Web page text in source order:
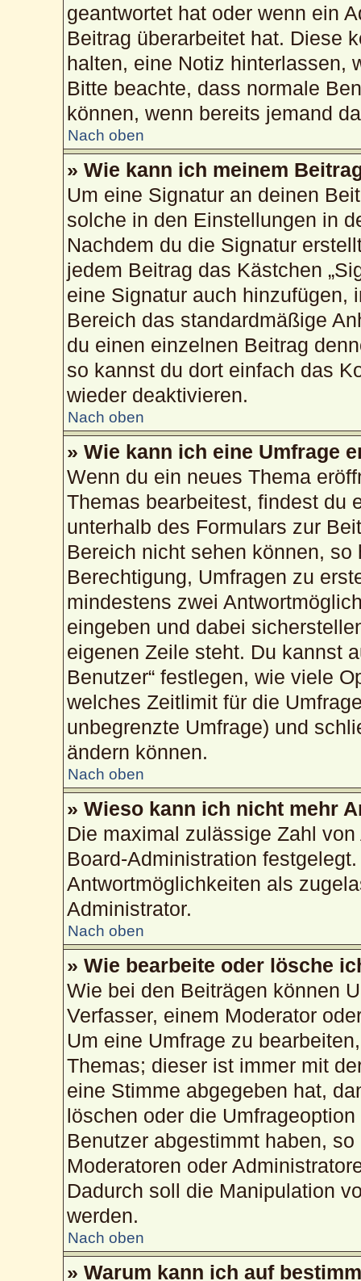
geantwortet hat oder wenn ein
Beitrag überarbeitet hat. Diese
halten, eine Notiz hinterlassen,
Bitte beachte, dass normale
können, wenn bereits jemand
Nach oben
» Wie kann ich meinem
Um eine Signatur an deinen
solche in den Einstellungen in
Nachdem du die Signatur
jedem Beitrag das Kästchen
eine Signatur auch hinzufügen,
Bereich das standardmäßige
du einen einzelnen Beitrag
so kannst du dort einfach das
wieder deaktivieren.
Nach oben
» Wie kann ich eine Umfrage
Wenn du ein neues Thema
Themas bearbeitest, findest du
unterhalb des Formulars zur
Bereich nicht sehen können,
Berechtigung, Umfragen zu
mindestens zwei
eingeben und dabei
eigenen Zeile steht. Du kannst
Benutzer“ festlegen, wie viele
welches Zeitlimit für die
unbegrenzte Umfrage) und
ändern können.
Nach oben
» Wieso kann ich nicht mehr
Die maximal zulässige Zahl
Board-Administration
Antwortmöglichkeiten als
Administrator.
Nach oben
» Wie bearbeite oder lösche
Wie bei den Beiträgen können
Verfasser, einem Moderator
Um eine Umfrage zu
Themas; dieser ist immer mit
eine Stimme abgegeben hat,
löschen oder die
Benutzer abgestimmt haben,
Moderatoren oder
Dadurch soll die Manipulation
werden.
Nach oben
» Warum kann ich auf